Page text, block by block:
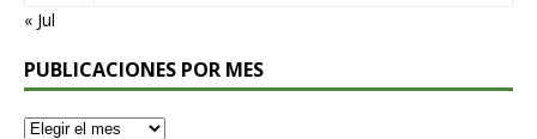
« Jul
PUBLICACIONES POR MES